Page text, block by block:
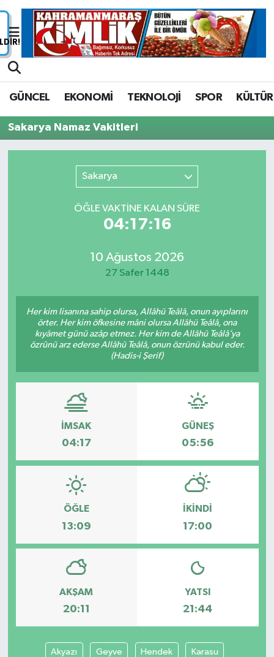
GÜNCEL EKONOMİ TEKNOLOJİ SPOR KÜLTÜR
Sakarya Namaz Vakitleri
Sakarya
ÖĞLE VAKTİNE KALAN SÜRE
04:17:16
10 Ağustos 2026
27 Safer 1448
Her kim lisanına sahip olursa, Allâhü Teâlâ, onun ayıplarını
örter. Her kim öfkesine mâni olursa Allâhü Teâlâ, ona
kıyâmet günü azâp etmez. Her kim de Allâhü Teâlâ’ya
özrünü arz ederse Allâhü Teâlâ, onun özrünü kabul eder.
(Hadis-i Şerif)
İMSAK
04:17
GÜNEŞ
05:56
ÖĞLE
13:09
İKINDI
17:00
AKŞAM
20:11
YATSI
21:44
Akyazı Geyve Hendek Karasu
Nöbetçi Eczaneler
Trafik Durumu
Süper Lig Puan Durumu ve Fikstür
Tüm Manşetler